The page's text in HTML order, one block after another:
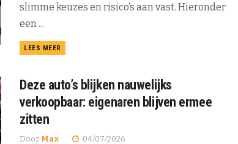
slimme keuzes en risico’s aan vast. Hieronder
een ...
LEES MEER
Deze auto’s blijken nauwelijks
verkoopbaar: eigenaren blijven ermee
zitten
Door Max 04/07/2026